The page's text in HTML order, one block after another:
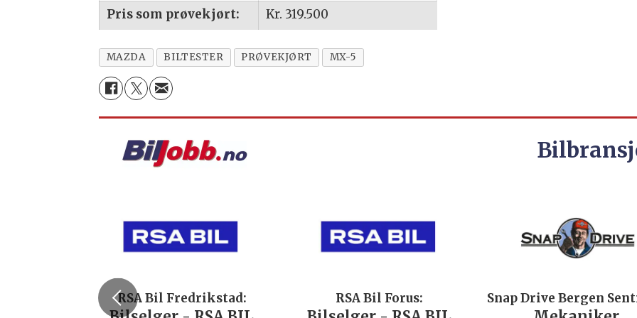
Pris som prøvekjørt: Kr. 319.500
MAZDA BILTESTER PRØVEKJØRT MX-5
RSA Bil Fredrikstad: RSA Bil Forus: Snap Drive Bergen